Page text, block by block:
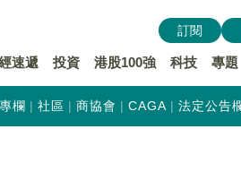
速遞 投資 港股100強 科技 專題
訂閱
欄 社區 商協會 CAGA 法定公告